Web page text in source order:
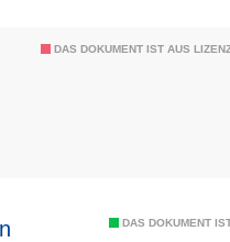
DAS DOKUMENT IST AUS
DAS DOKUMENT